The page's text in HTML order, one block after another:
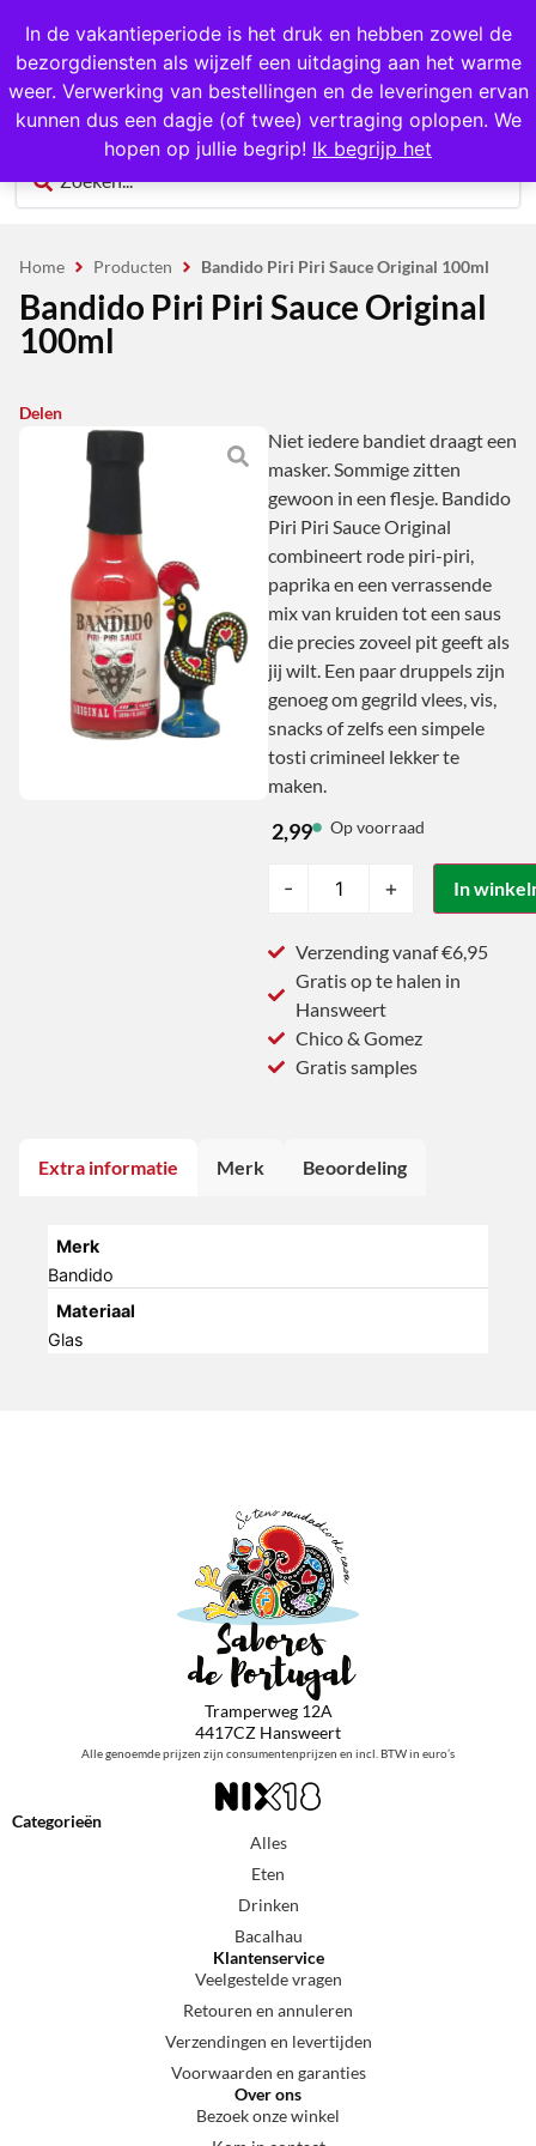
In de vakantieperiode is het druk en hebben zowel de
bezorgdiensten als wijzelf een uitdaging aan het warme
weer. Verwerking van bestellingen en de leveringen ervan
kunnen dus een dagje (of twee) vertraging oplopen. We
hopen op jullie begrip! Ik begrijp het
1000+ producten op voorraad
0
Home Producten Bandido Piri Piri Sauce Original 100ml
Bandido Piri Piri Sauce Original
100ml
Delen
Niet iedere bandiet draagt een
masker. Sommige zitten
gewoon in een flesje. Bandido
Piri Piri Sauce Original
combineert rode piri-piri,
paprika en een verrassende
mix van kruiden tot een saus
die precies zoveel pit geeft als
jij wilt. Een paar druppels zijn
genoeg om gegrild vlees, vis,
snacks of zelfs een simpele
tosti crimineel lekker te
maken.
2,99 Op voorraad
- + In
Verzending vanaf €6,95
Gratis op te halen in
Hansweert
Chico & Gomez
Gratis samples
Extra informatie Merk Beoordeling
Merk
Bandido
Materiaal
Glas
Tramperweg 12A
4417CZ Hansweert
Alle genoemde prijzen zijn consumentenprijzen en incl. BTW in euro’s
Categorieën
Alles
Eten
Drinken
Bacalhau
Klantenservice
Veelgestelde vragen
Retouren en annuleren
Verzendingen en levertijden
Voorwaarden en garanties
Over ons
Bezoek onze winkel